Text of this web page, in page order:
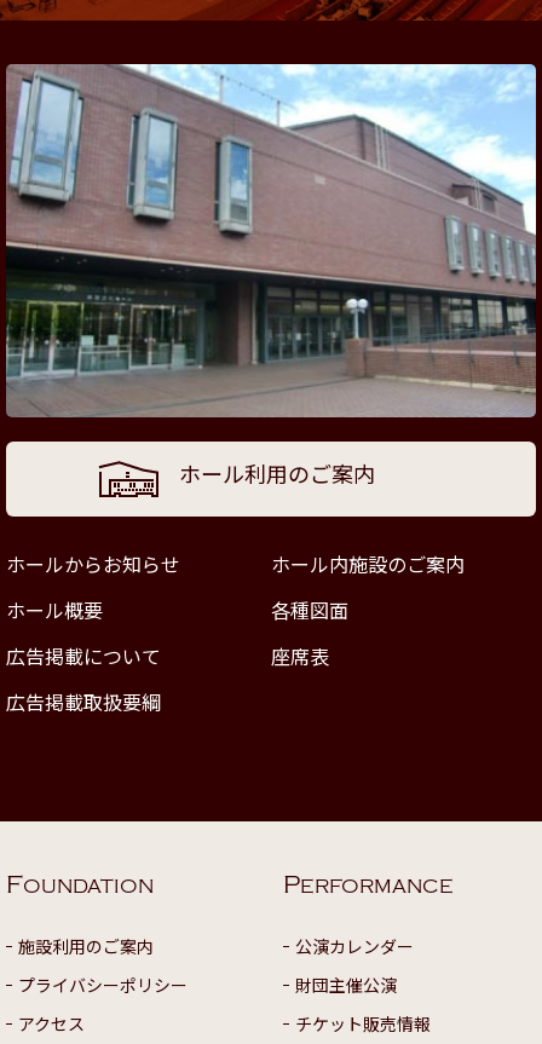
ホール利用のご案内
ホールからお知らせ
ホール内施設のご案内
ホール概要
各種図面
広告掲載について
座席表
広告掲載取扱要綱
FOUNDATION
施設利用のご案内
プライバシーポリシー
アクセス
PERFORMANCE
公演カレンダー
財団主催公演
チケット販売情報